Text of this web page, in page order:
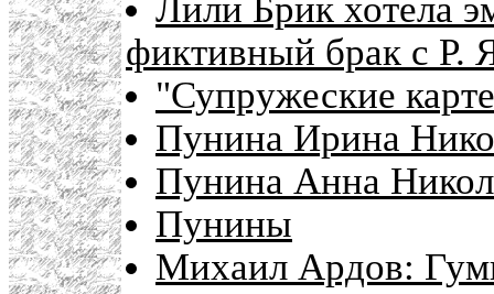
Лили Брик хотела
фиктивный брак с Р.
"Супружеские
Пунина Ирина
Пунина Анна
Пунины
Михаил Ардов: